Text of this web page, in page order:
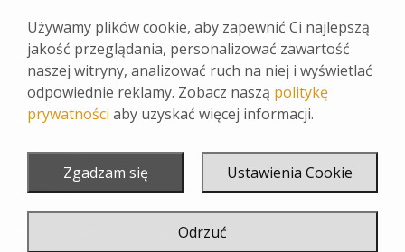
Jak Zamawiać
Ulubione
Kontakt
Regulamin
INSTAGRAM
FACEBOOK
www.reklamadesign.pl
Używamy plików cookie, aby zapewnić Ci najlepszą
jakość przeglądania, personalizować zawartość
naszej witryny, analizować ruch na niej i wyświetlać
odpowiednie reklamy. Zobacz naszą politykę
prywatności aby uzyskać więcej informacji.
Zgadzam się Ustawienia Cookie
Odrzuć